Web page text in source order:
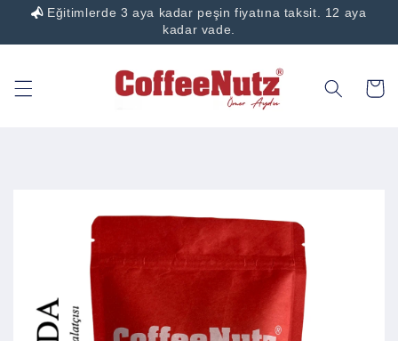
Eğitimlerde 3 aya kadar peşin fiyatına taksit. 12 aya
kadar vade.
İçeriğe
Sepet